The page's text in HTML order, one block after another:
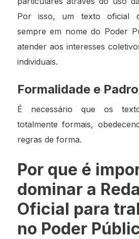
Por isso, um texto oficial
sempre em nome do Poder
atender aos interesses
individuais.
Formalidade e
É necessário que os
totalmente formais,
regras de forma.
Por que é
dominar a
Oficial para
no Poder